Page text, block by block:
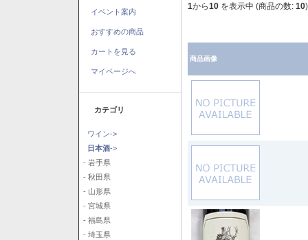
イベント案内
おすすめの商品
カートを見る
マイページへ
カテゴリ
ワイン->
日本酒->
- 岩手県
- 秋田県
- 山形県
- 宮城県
- 福島県
- 埼玉県
1から10 を表示中 (商品の数: 10)
商品画像